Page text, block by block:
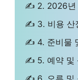
✍ 2. 2026년
✍ 3. 비용 산
✍ 4. 준비물
✍ 5. 예약 및